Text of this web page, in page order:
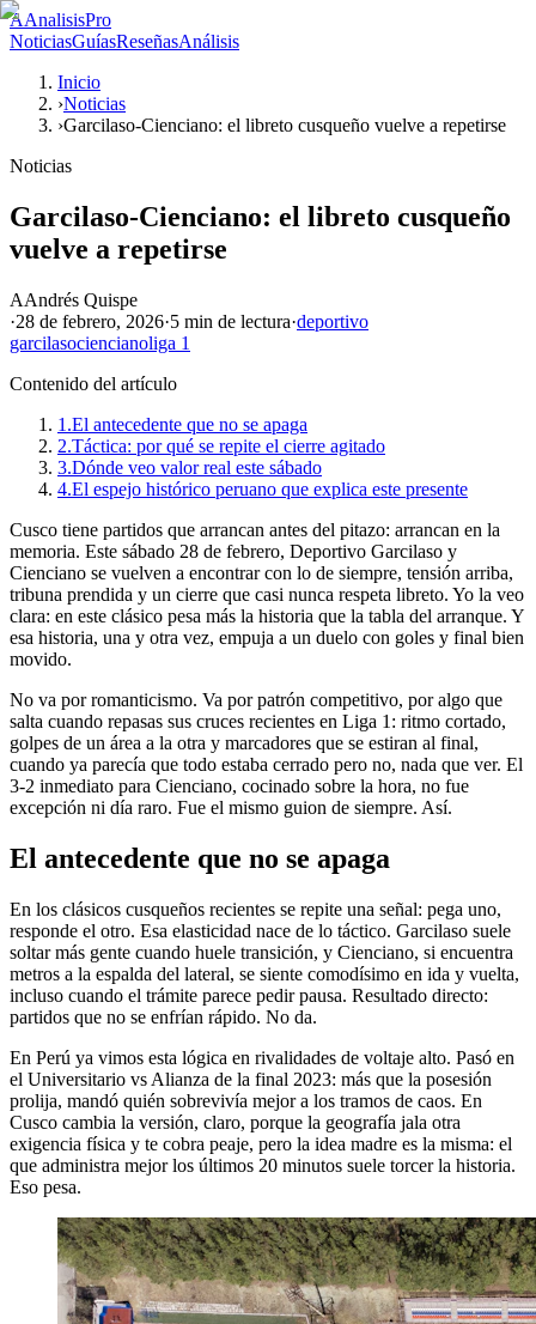
AAnalisisPro
NoticiasGuíasReseñasAnálisis
Inicio
›Noticias
›Garcilaso-Cienciano: el libreto cusqueño vuelve a repetirse
Noticias
Garcilaso-Cienciano: el libreto cusqueño
vuelve a repetirse
AAndrés Quispe
·28 de febrero, 2026·5 min de lectura·deportivo
garcilasociencianoliga 1
Contenido del artículo
1.El antecedente que no se apaga
2.Táctica: por qué se repite el cierre agitado
3.Dónde veo valor real este sábado
4.El espejo histórico peruano que explica este presente
Cusco tiene partidos que arrancan antes del pitazo: arrancan en la
memoria. Este sábado 28 de febrero, Deportivo Garcilaso y
Cienciano se vuelven a encontrar con lo de siempre, tensión arriba,
tribuna prendida y un cierre que casi nunca respeta libreto. Yo la veo
clara: en este clásico pesa más la historia que la tabla del arranque. Y
esa historia, una y otra vez, empuja a un duelo con goles y final bien
movido.
No va por romanticismo. Va por patrón competitivo, por algo que
salta cuando repasas sus cruces recientes en Liga 1: ritmo cortado,
golpes de un área a la otra y marcadores que se estiran al final,
cuando ya parecía que todo estaba cerrado pero no, nada que ver. El
3-2 inmediato para Cienciano, cocinado sobre la hora, no fue
excepción ni día raro. Fue el mismo guion de siempre. Así.
El antecedente que no se apaga
En los clásicos cusqueños recientes se repite una señal: pega uno,
responde el otro. Esa elasticidad nace de lo táctico. Garcilaso suele
soltar más gente cuando huele transición, y Cienciano, si encuentra
metros a la espalda del lateral, se siente comodísimo en ida y vuelta,
incluso cuando el trámite parece pedir pausa. Resultado directo:
partidos que no se enfrían rápido. No da.
En Perú ya vimos esta lógica en rivalidades de voltaje alto. Pasó en
el Universitario vs Alianza de la final 2023: más que la posesión
prolija, mandó quién sobrevivía mejor a los tramos de caos. En
Cusco cambia la versión, claro, porque la geografía jala otra
exigencia física y te cobra peaje, pero la idea madre es la misma: el
que administra mejor los últimos 20 minutos suele torcer la historia.
Eso pesa.